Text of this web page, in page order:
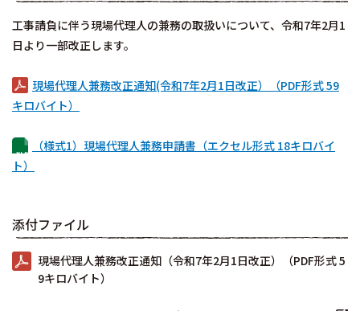
工事請負に伴う現場代理人の兼務の取扱いについて、令和7年2月1
日より一部改正します。
現場代理人兼務改正通知(令和7年2月1日改正）（PDF形式 59
キロバイト）
（様式1）現場代理人兼務申請書（エクセル形式 18キロバイ
ト）
添付ファイル
現場代理人兼務改正通知（令和7年2月1日改正）（PDF形式 5
9キロバイト）